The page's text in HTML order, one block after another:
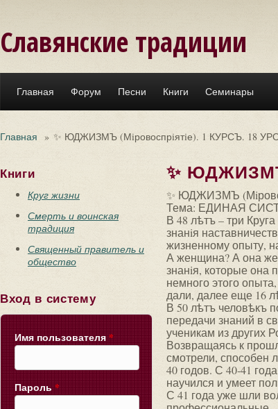
Славянские традиции
Главная Форум Песни Книги Семинары
Главная » ✨ ЮДЖИЗМЪ (Мiровоспрiятiе). 1 КУРСЪ. 18
Книги
Круг жизни
Смерть и воинская
традиция
Священный правитель и
общество
Вход в систему
Имя пользователя *
Пароль *
✨
✨ ЮДЖИЗМЪ
Тема: ЕДИНАЯ
В 48 лѣтъ – три
знанiя
жизненному опыту,
А женщина? А она же
знанiя, которые она
немного этого
дали, далее еще 16
В 50 лѣтъ человѣкъ
передачи знаний в
ученикам из других
Возвращаясь к
смотрели, способен
40 годов. С 40-41
научился и умеет
С 41 года уже шли